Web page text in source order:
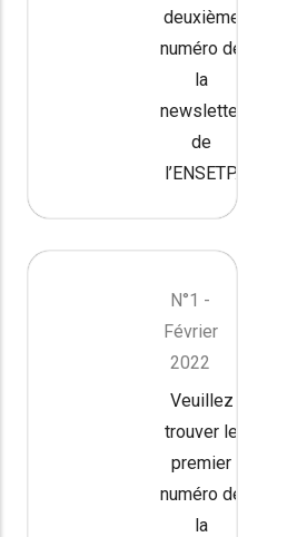
deuxième
numéro de
la
newsletter
de
l’ENSETP.
N°1 -
Février
2022
Veuillez
trouver le
premier
numéro de
la